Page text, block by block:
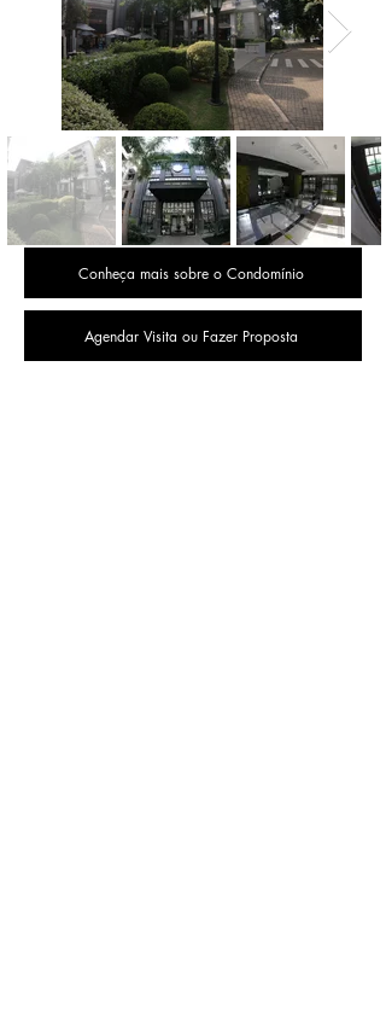
Conheça mais sobre o Condomínio
Agendar Visita ou Fazer Proposta